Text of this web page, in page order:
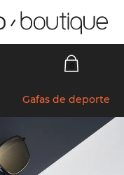
Gafas de deporte